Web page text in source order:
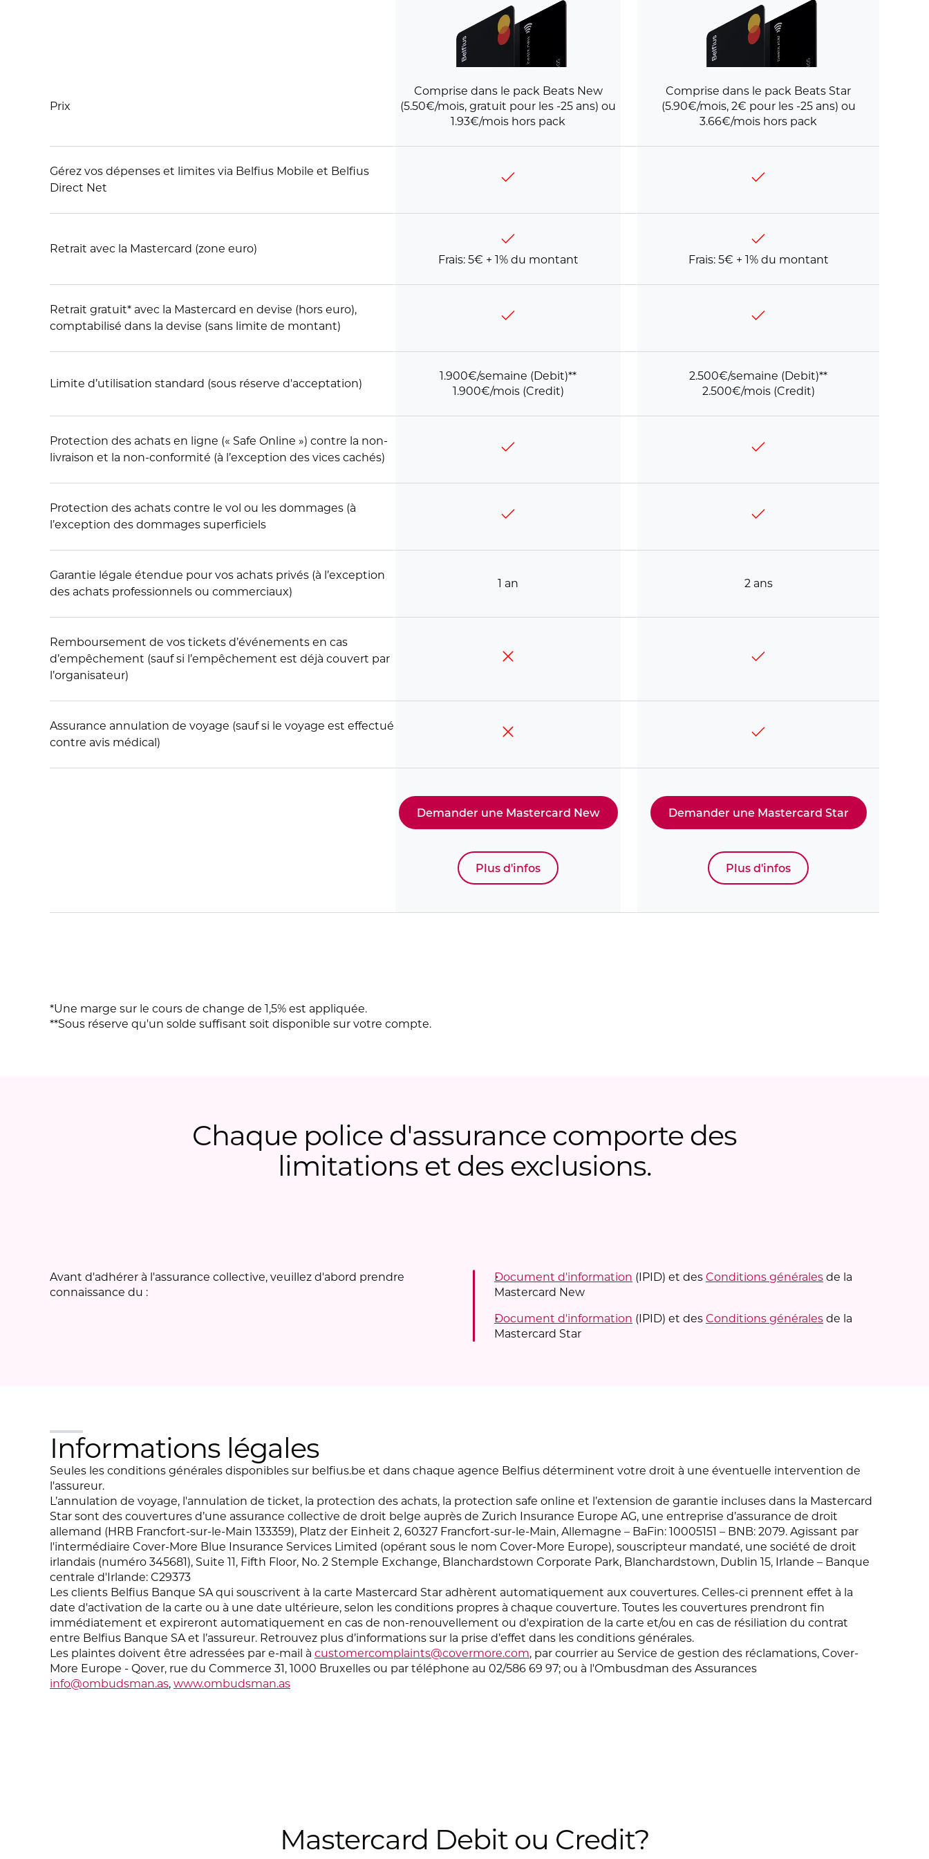
Prix
Comprise dans le pack Beats New
(5.50€/mois, gratuit pour les -25 ans) ou
1.93€/mois hors pack
Comprise dans le pack Beats Star
(5.90€/mois, 2€ pour les -25 ans) ou
3.66€/mois hors pack
Gérez vos dépenses et limites via Belfius Mobile et Belfius
Direct Net
Retrait avec la Mastercard (zone euro)
Frais: 5€ + 1% du montant
Frais: 5€ + 1% du montant
Retrait gratuit* avec la Mastercard en devise (hors euro),
comptabilisé dans la devise (sans limite de montant)
Limite d’utilisation standard (sous réserve d'acceptation)
1.900€/semaine (Debit)**
1.900€/mois (Credit)
2.500€/semaine (Debit)**
2.500€/mois (Credit)
Protection des achats en ligne (« Safe Online ») contre la non-
livraison et la non-conformité (à l’exception des vices cachés)
Protection des achats contre le vol ou les dommages (à
l’exception des dommages superficiels
Garantie légale étendue pour vos achats privés (à l’exception
des achats professionnels ou commerciaux)
1 an 2 ans
Remboursement de vos tickets d’événements en cas
d’empêchement (sauf si l’empêchement est déjà couvert par
l’organisateur)
Assurance annulation de voyage (sauf si le voyage est effectué
contre avis médical)
Demander une Mastercard New
Plus d'infos
Demander une Mastercard Star
Plus d'infos
*Une marge sur le cours de change de 1,5% est appliquée.
**Sous réserve qu'un solde suffisant soit disponible sur votre compte.
Chaque police d'assurance comporte des
limitations et des exclusions.
Avant d'adhérer à l'assurance collective, veuillez d'abord prendre
connaissance du :
Document d'information (IPID) et des Conditions générales de la
Mastercard New
Document d'information (IPID) et des Conditions générales de la
Mastercard Star
Informations légales
Seules les conditions générales disponibles sur belfius.be et dans chaque agence Belfius déterminent votre droit à une éventuelle intervention de
l'assureur.
L’annulation de voyage, l'annulation de ticket, la protection des achats, la protection safe online et l’extension de garantie incluses dans la Mastercard
Star sont des couvertures d’une assurance collective de droit belge auprès de Zurich Insurance Europe AG, une entreprise d’assurance de droit
allemand (HRB Francfort-sur-le-Main 133359), Platz der Einheit 2, 60327 Francfort-sur-le-Main, Allemagne – BaFin: 10005151 – BNB: 2079. Agissant par
l'intermédiaire Cover-More Blue Insurance Services Limited (opérant sous le nom Cover-More Europe), souscripteur mandaté, une société de droit
irlandais (numéro 345681), Suite 11, Fifth Floor, No. 2 Stemple Exchange, Blanchardstown Corporate Park, Blanchardstown, Dublin 15, Irlande – Banque
centrale d'Irlande: C29373
Les clients Belfius Banque SA qui souscrivent à la carte Mastercard Star adhèrent automatiquement aux couvertures. Celles-ci prennent effet à la
date d'activation de la carte ou à une date ultérieure, selon les conditions propres à chaque couverture. Toutes les couvertures prendront fin
immédiatement et expireront automatiquement en cas de non-renouvellement ou d'expiration de la carte et/ou en cas de résiliation du contrat
entre Belfius Banque SA et l’assureur. Retrouvez plus d’informations sur la prise d’effet dans les conditions générales.
Les plaintes doivent être adressées par e-mail à customercomplaints@covermore.com, par courrier au Service de gestion des réclamations, Cover-
More Europe - Qover, rue du Commerce 31, 1000 Bruxelles ou par téléphone au 02/586 69 97; ou à l'Ombusdman des Assurances
info@ombudsman.as, www.ombudsman.as
Mastercard Debit ou Credit?